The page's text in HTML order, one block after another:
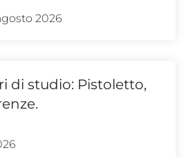
2026
di studio: Pistoletto,